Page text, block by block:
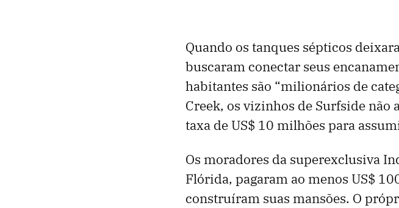
Quando os tanques sépticos
buscaram conectar seus
habitantes são “milionários de
Creek, os vizinhos de Surfside
taxa de US$ 10 milhões para
Os moradores da superexclusiva
Flórida, pagaram ao menos US$
construíram suas mansões. O